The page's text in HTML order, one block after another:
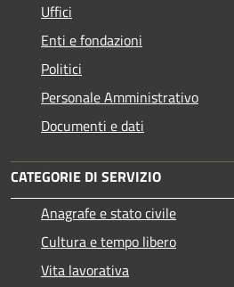
Uffici
Enti e fondazioni
Politici
Personale Amministrativo
Documenti e dati
CATEGORIE DI SERVIZIO
Anagrafe e stato civile
Cultura e tempo libero
Vita lavorativa